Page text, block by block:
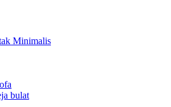
Minimalis
bulat